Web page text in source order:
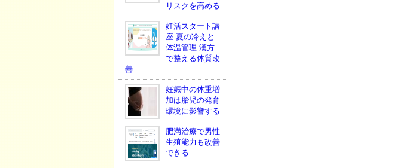
リスクを高める
妊活スタート講
座 夏の冷えと
体温管理 漢方
で整える体質改
善
妊娠中の体重増
加は胎児の発育
環境に影響する
肥満治療で男性
生殖能力も改善
できる